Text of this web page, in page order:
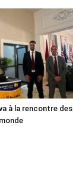
à la rencontre des